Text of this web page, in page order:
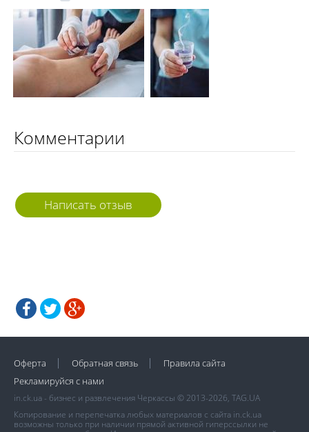
Комментарии
Написать отзыв
Оферта Обратная связь
Правила сайта
Рекламируйся с нами
in.ck.ua - бизнес и развлечения Черкассы © 2013-2026, TAG.UA
Копирование и перепечатка любых материалов с сайта in.ck.ua
возможны только при наличии прямой активной гиперссылки не